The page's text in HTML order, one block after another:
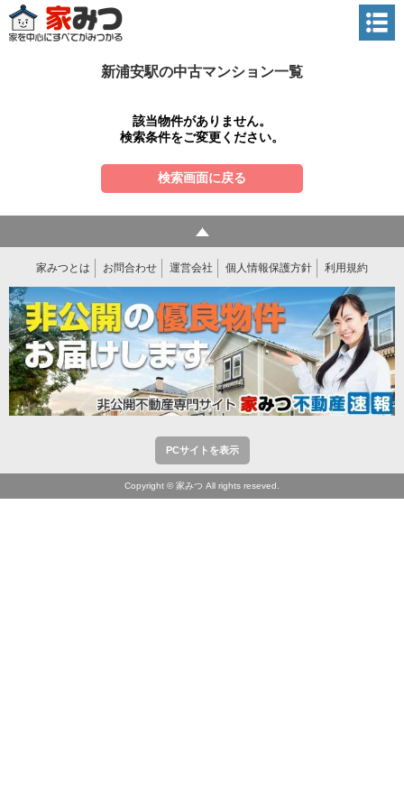
新浦安駅の中古マンション一覧
該当物件がありません。
検索条件をご変更ください。
検索画面に戻る
家みつとは お問合わせ 運営会社 個人情報保護方針 利用規約
PCサイトを表示
Copyright © 家みつ All rights reseved.